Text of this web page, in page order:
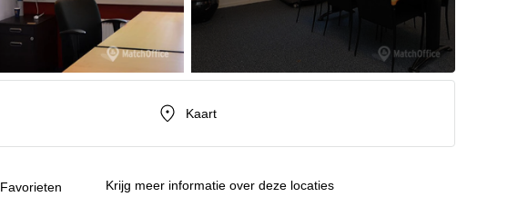
Kaart
Favorieten Krijg meer informatie over deze locaties